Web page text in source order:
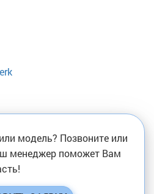
модель? Позвоните или
менеджер поможет Вам